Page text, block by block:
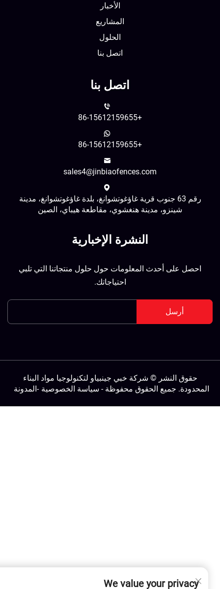
الأخبار
المشاريع
الحلول
اتصل بنا
اتصل بنا
sales4@jinbiaofences.com
رقم 63 جنوب قرية غاؤغوتشوانغ، بلدة غاؤغوتشوانغ، مدينة
شينزو، مدينة هنغشوي، مقاطعة هيباي، الصين
النشرة الإخبارية
احصل على أحدث المعلومات حول حلول منتجاتنا التي تلبي
احتياجاتك.
أرسل
حقوق النشر © شركة خبي جينبياو لتكنولوجيا مواد البناء
جميع الحقوق محفوظة -سياسة الخصوصية -المدونة
We value your privacy